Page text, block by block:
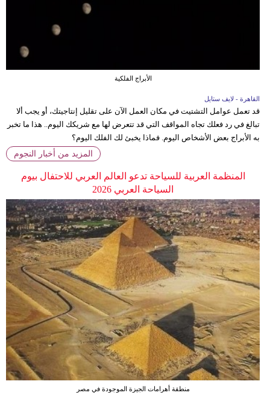
الأبراج الفلكية
القاهرة - لايف ستايل
قد تعمل عوامل التشتيت في مكان العمل الآن على تقليل إنتاجيتك، أو يجب ألا
تبالغ في رد فعلك تجاه المواقف التي قد تتعرض لها مع شريكك اليوم.. هذا ما تخبر
به الأبراج بعض الأشخاص اليوم. فماذا يخبئ لك الفلك اليوم؟
المزيد من أخبار النجوم
المنظمة العربية للسياحة تدعو العالم العربي للاحتفال بيوم
السياحة العربي 2026
منطقة أهرامات الجيزة الموجودة في مصر